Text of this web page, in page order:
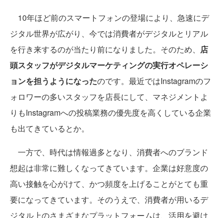
10年ほど前のスマートフォンの登場により、急速にデ
ジタル世界が広がり、今では消費者がデジタルとリアル
を行き来するのが当たり前になりました。そのため、 店
頭スタッフがデジタルマーケティングの実行オペレーシ
ョンを担うようになったのです。最近ではInstagramのフ
ォロワーの多いスタッフを店長にして、マネジメントよ
りもInstagramへの投稿業務の優先度を高くしている企業
も出てきているとか。
一方で、時代は情報過多となり、消費者へのブランド
想起は非常に難しくなってきています。企業は好意度の
高い接触を心がけて、かつ頻度を上げることがとても重
要になってきています。そのうえで、消費者が用いるデ
ジタル上のさまざまなプラットフォームは、活用を避け